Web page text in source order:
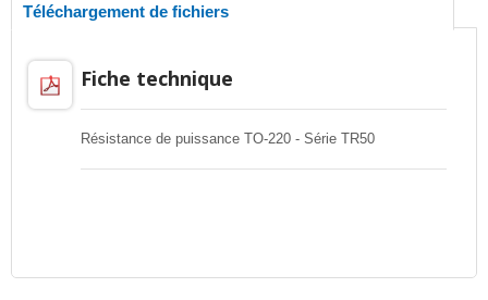
Téléchargement de fichiers
Fiche technique
Résistance de puissance TO-220 - Série TR50